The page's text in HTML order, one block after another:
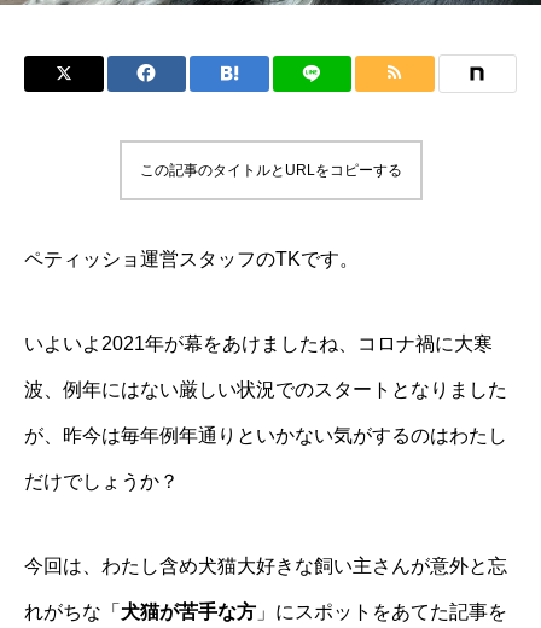
この記事のタイトルとURLをコピーする
ペティッショ運営スタッフのTKです。
いよいよ2021年が幕をあけましたね、コロナ禍に大寒
波、例年にはない厳しい状況でのスタートとなりました
が、昨今は毎年例年通りといかない気がするのはわたし
だけでしょうか？
今回は、わたし含め犬猫大好きな飼い主さんが意外と忘
れがちな「 犬猫が苦手な方 」にスポットをあてた記事を